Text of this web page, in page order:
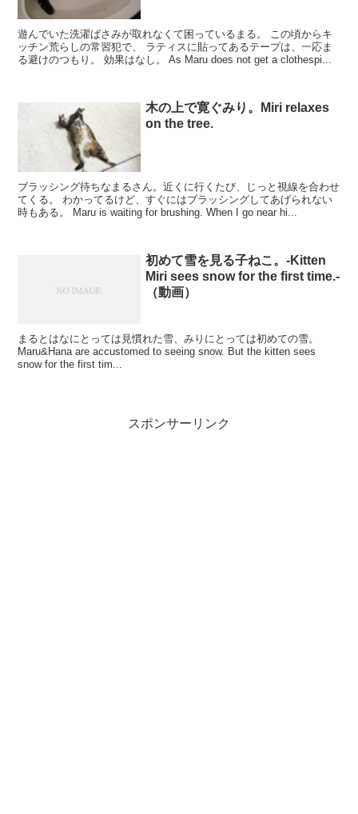
遊んでいた洗濯ばさみが取れなくて困っているまる。 この頃からキ
ッチン荒らしの常習犯で、 ラティスに貼ってあるテープは、一応ま
る避けのつもり。 効果はなし。 As Maru does not get a clothespi...
木の上で寛ぐみり。Miri relaxes
on the tree.
ブラッシング待ちなまるさん。近くに行くたび、じっと視線を合わせ
てくる。 わかってるけど、すぐにはブラッシングしてあげられない
時もある。 Maru is waiting for brushing. When I go near hi...
初めて雪を見る子ねこ。-Kitten
Miri sees snow for the first time.-
（動画）
まるとはなにとっては見慣れた雪、みりにとっては初めての雪。
Maru&Hana are accustomed to seeing snow. But the kitten sees
snow for the first tim...
スポンサーリンク